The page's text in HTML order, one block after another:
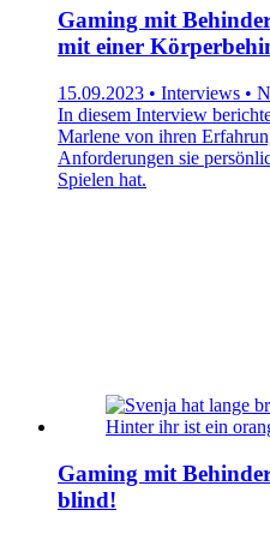
Gaming mit
mit einer
15.09.2023 • Interviews •
In diesem Interview
Marlene von ihren
Anforderungen sie
Spielen hat.
Gaming mit
blind!